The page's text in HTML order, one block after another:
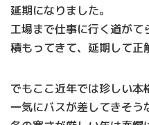
延期になりました。
工場まで仕事に行く道が
積もってきて、延期して正
でもここ近年では珍しい
一気にバスが差してきそう